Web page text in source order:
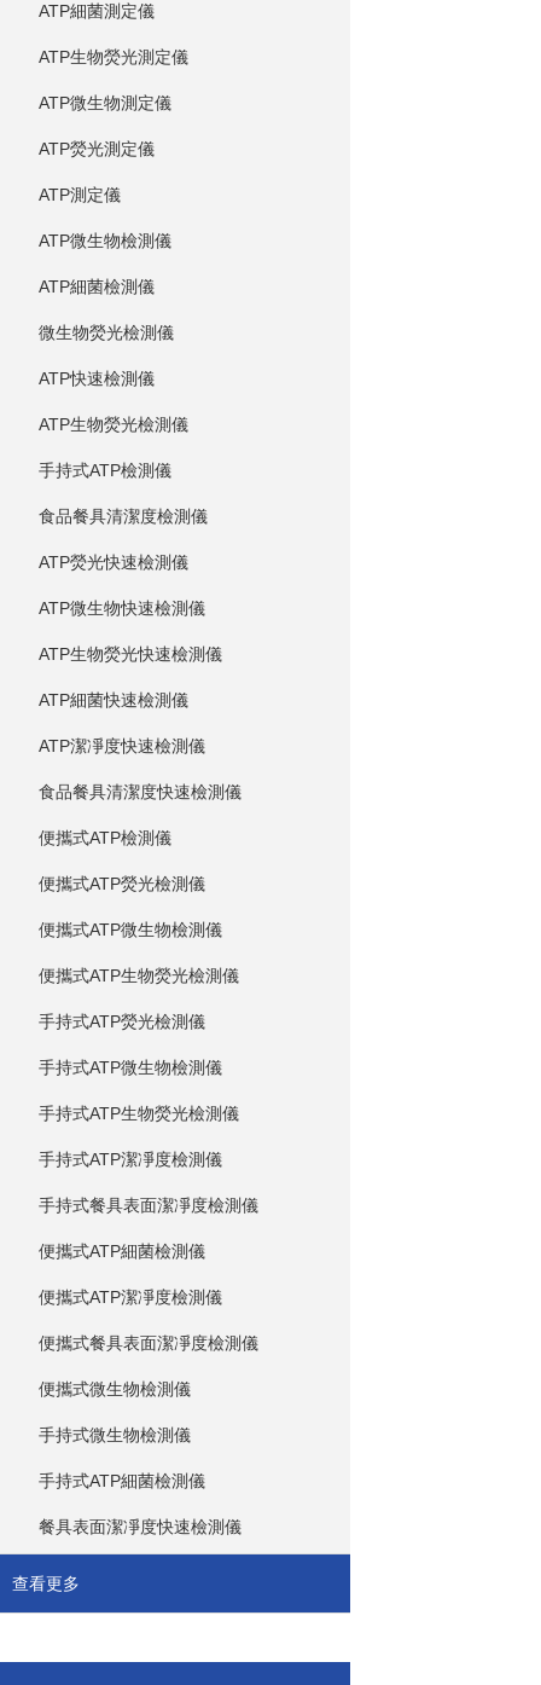
ATP細菌測定儀
ATP生物熒光測定儀
ATP微生物測定儀
ATP熒光測定儀
ATP測定儀
ATP微生物檢測儀
ATP細菌檢測儀
微生物熒光檢測儀
ATP快速檢測儀
ATP生物熒光檢測儀
手持式ATP檢測儀
食品餐具清潔度檢測儀
ATP熒光快速檢測儀
ATP微生物快速檢測儀
ATP生物熒光快速檢測儀
ATP細菌快速檢測儀
ATP潔凈度快速檢測儀
食品餐具清潔度快速檢測儀
便攜式ATP檢測儀
便攜式ATP熒光檢測儀
便攜式ATP微生物檢測儀
便攜式ATP生物熒光檢測儀
手持式ATP熒光檢測儀
手持式ATP微生物檢測儀
手持式ATP生物熒光檢測儀
手持式ATP潔凈度檢測儀
手持式餐具表面潔凈度檢測儀
便攜式ATP細菌檢測儀
便攜式ATP潔凈度檢測儀
便攜式餐具表面潔凈度檢測儀
便攜式微生物檢測儀
手持式微生物檢測儀
手持式ATP細菌檢測儀
餐具表面潔凈度快速檢測儀
查看更多